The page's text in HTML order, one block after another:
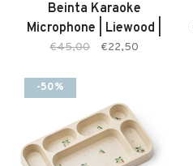
Beinta Karaoke
Microphone | Liewood |
Peach Sea Shell
€45,00 €22,50
-50%